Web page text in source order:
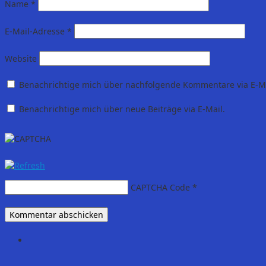
Name *
E-Mail-Adresse *
Website
Benachrichtige mich über nachfolgende Kommentare via E-
Benachrichtige mich über neue Beiträge via E-Mail.
CAPTCHA Code *